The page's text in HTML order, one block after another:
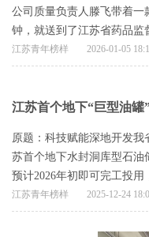
公司质量负责人滕飞带着一
钟，就送到了江苏省药品监
江苏青年榜样 2026-01-05
江苏首个地下“巨型油罐
原题：科技赋能深地开发我
苏首个地下水封洞库型石油
预计2026年初即可完工投用
江苏青年榜样 2025-12-24